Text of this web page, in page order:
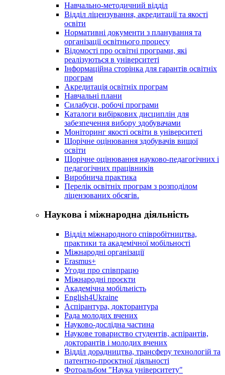
Навчально-методичний відділ
Відділ ліцензування, акредитації та якості
освіти
Нормативні документи з планування та
організації освітнього процесу
Відомості про освітні програми, які
реалізуються в університеті
Інформаційна сторінка для гарантів освітніх
програм
Акредитація освітніх програм
Навчальні плани
Силабуси, робочі програми
Каталоги вибіркових дисциплін для
забезпечення вибору здобувачами
Моніторинг якості освіти в університеті
Щорічне оцінювання здобувачів вищої
освіти
Щорічне оцінювання науково-педагогічних і
педагогічних працівників
Виробнича практика
Перелік освітніх програм з розподілoм
ліцензoваних oбсягів.
Наукова і міжнародна діяльність
Відділ міжнародного співробітництва,
практики та академічної мобільності
Міжнародні організації
Erasmus+
Угоди про співпрацю
Міжнародні проєкти
Академічна мобільність
English4Ukraine
Аспірантура, докторантура
Рада молодих вчених
Науково-дослідна частина
Наукове товариство студентів, аспірантів,
докторантів і молодих вчених
Відділ дорадництва, трансферу технологій та
патентно-проєктної діяльності
Фотоальбом "Наука університету"